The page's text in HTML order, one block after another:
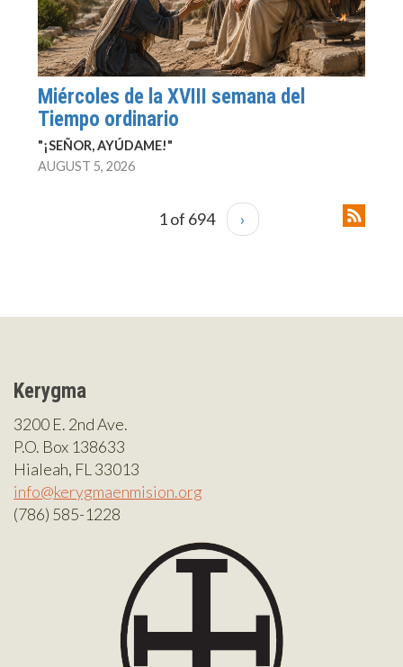
Miércoles de la XVIII semana del
Tiempo ordinario
"¡SEÑOR, AYÚDAME!"
AUGUST 5, 2026
1 of 694 ›
Kerygma
3200 E. 2nd Ave.
P.O. Box 138633
Hialeah, FL 33013
info@kerygmaenmision.org
(786) 585-1228